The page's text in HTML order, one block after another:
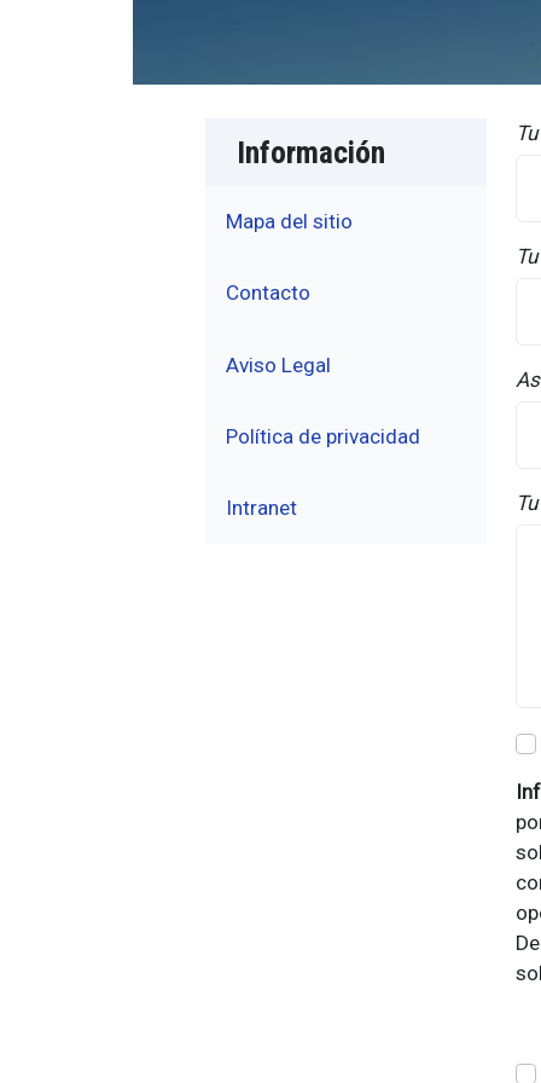
Información
Mapa del sitio
Contacto
Aviso Legal
Política de privacidad
Intranet